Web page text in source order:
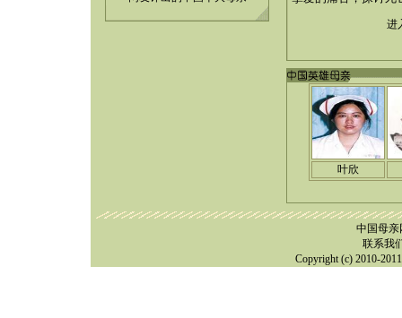
进
叶欣
中国母
联系我
Copyright (c) 2010-